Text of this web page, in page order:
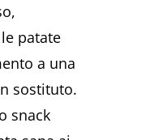
patate
a una
sostituto.
snack